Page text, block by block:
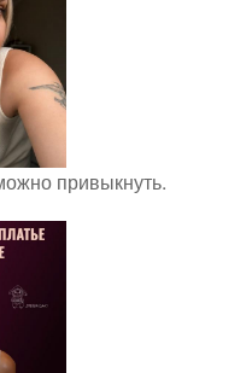
привыкнуть.